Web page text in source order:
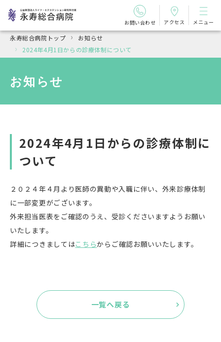
お問い合わせ アクセス メニュー
永寿総合病院トップ
お知らせ
2024年4月1日からの診療体制について
お知らせ
2024年4月1日からの診療体制に
ついて
２０２４年４月より医師の異動や入職に伴い、外来診療体制
に一部変更がございます。
外来担当医表をご確認のうえ、受診くださいますようお願い
いたします。
詳細につきましてはこちらからご確認お願いいたします。
一覧へ戻る